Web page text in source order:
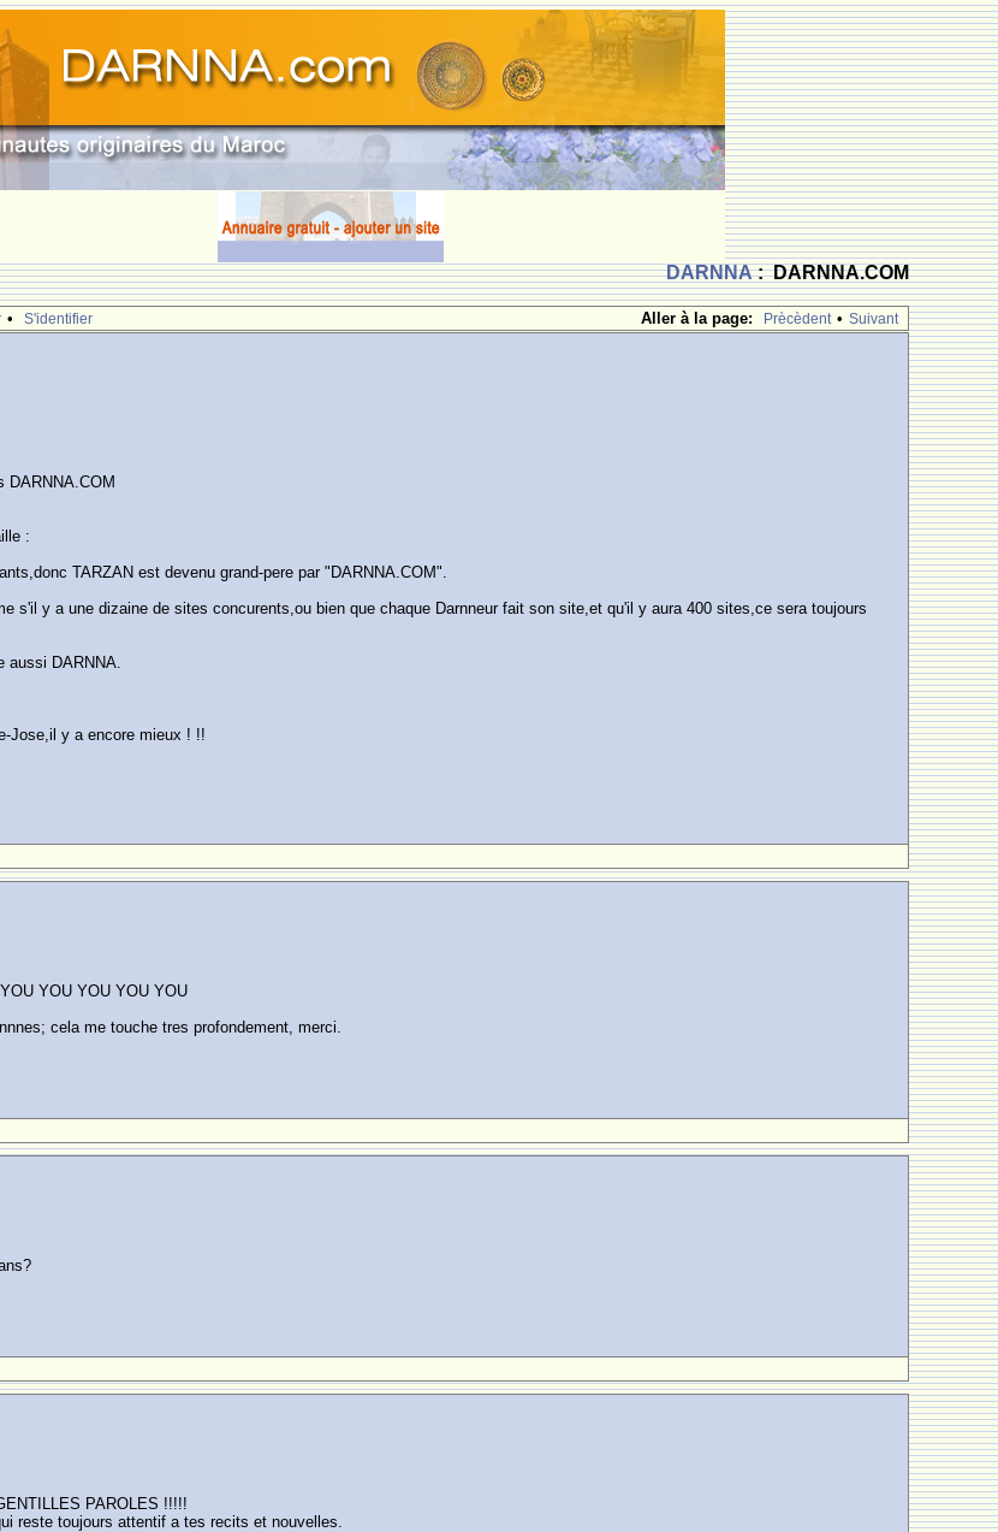
DARNNA: DARNNA.COM
Aller à la page:
Prècèdent • Suivant
• S'identifier
DARNNA.COM
:
TARZAN est devenu grand-pere par "DARNNA.COM".
s'il y a une dizaine de sites concurents,ou bien que chaque Darnneur fait son site,et qu'il y aura 400 sites,ce sera toujours
aussi DARNNA.
Jose,il y a encore mieux ! !!
YOU YOU YOU YOU
cela me touche tres profondement, merci.
PAROLES !!!!!
reste toujours attentif a tes recits et nouvelles.